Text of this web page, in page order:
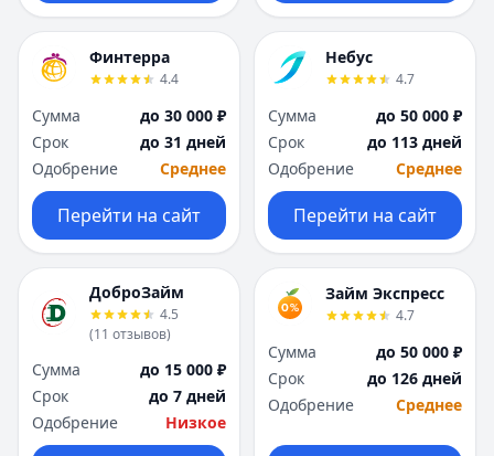
Финтерра
4.4
Сумма
до 30 000 ₽
Срок
до 31 дней
Одобрение
Среднее
Перейти на сайт
Небус
4.7
Сумма
до 50 000 ₽
Срок
до 113 дней
Одобрение
Среднее
Перейти на сайт
ДоброЗайм
4.5
(11 отзывов)
Сумма
до 15 000 ₽
Срок
до 7 дней
Одобрение
Низкое
Займ Экспресс
4.7
Сумма
до 50 000 ₽
Срок
до 126 дней
Одобрение
Среднее